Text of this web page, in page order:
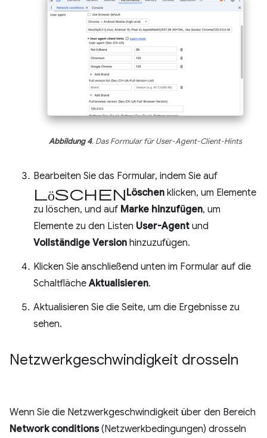
Abbildung 4. Das Formular für User-Agent-Client-Hints
Bearbeiten Sie das Formular, indem Sie auf
LöschenLöschen klicken, um Elemente
zu löschen, und auf Marke hinzufügen, um
Elemente zu den Listen User-Agent und
Vollständige Version hinzuzufügen.
Klicken Sie anschließend unten im Formular auf die
SchaltflächeAktualisieren.
Aktualisieren Sie die Seite, um die Ergebnisse zu
sehen.
Netzwerkgeschwindigkeit drosseln
Wenn Sie die Netzwerkgeschwindigkeit über den Bereich
Network conditions(Netzwerkbedingungen) drosseln